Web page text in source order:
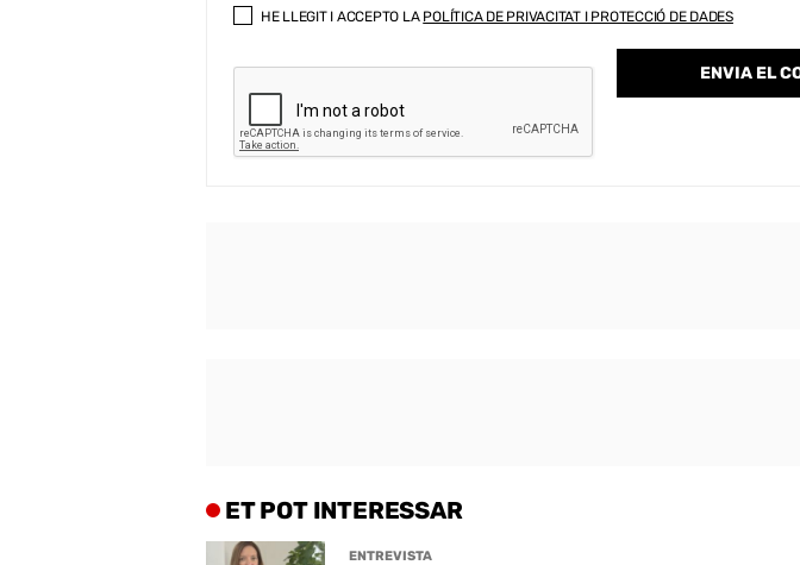
HE LLEGIT I ACCEPTO LA POLÍTICA DE PRIVACITAT I PROTECCIÓ DE DADES
ET POT INTERESSAR
ENTREVISTA